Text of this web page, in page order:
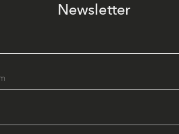
Newsletter